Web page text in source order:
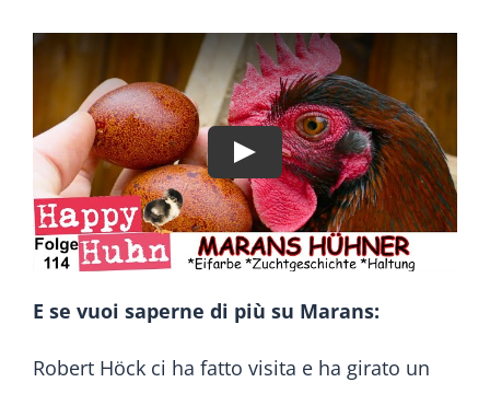
E se vuoi saperne di più su Marans:
Robert Höck ci ha fatto visita e ha girato un